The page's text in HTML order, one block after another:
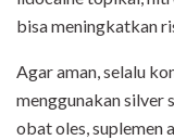
bisa meningkatkan
Agar aman, selalu
menggunakan silver
obat oles, suplemen